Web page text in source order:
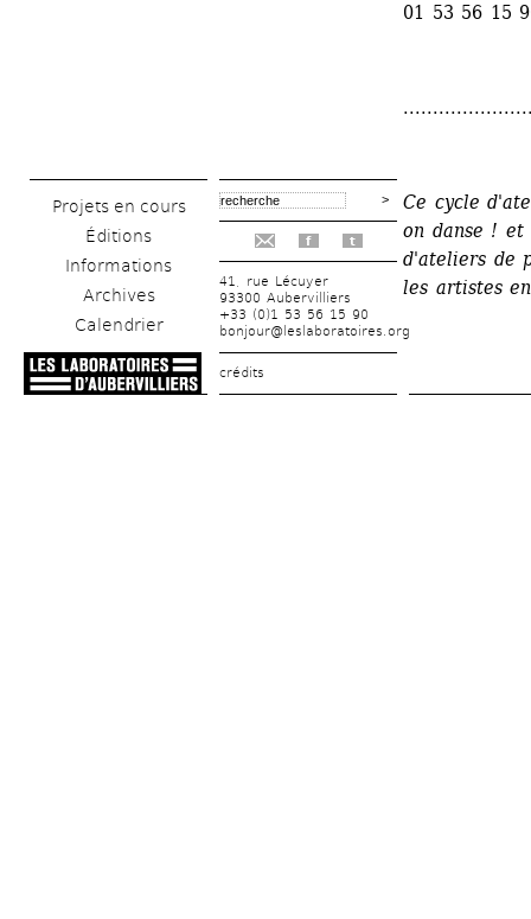
Projets en cours
Éditions
Informations
Archives
Calendrier
f t
41, rue Lécuyer
93300 Aubervilliers
+33 (0)1 53 56 15 90
bonjour@leslaboratoires.org
crédits
01 53 56 15
Ce cycle
on danse !
d'ateliers de
les artistes